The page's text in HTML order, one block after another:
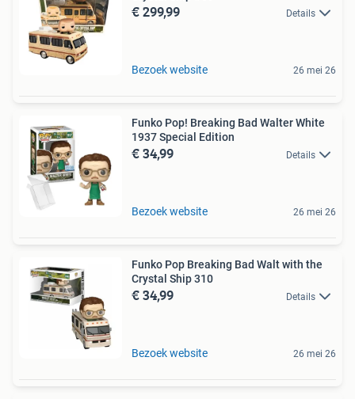
€ 299,99 Details
Bezoek website 26 mei 26
Funko Pop! Breaking Bad Walter White
1937 Special Edition
€ 34,99 Details
Bezoek website 26 mei 26
Funko Pop Breaking Bad Walt with the
Crystal Ship 310
€ 34,99 Details
Bezoek website 26 mei 26